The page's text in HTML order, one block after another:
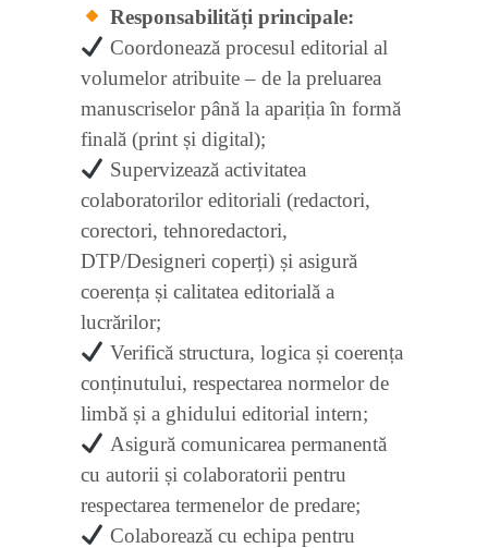
Responsabilități principale:
Coordonează procesul editorial al
volumelor atribuite – de la preluarea
manuscriselor până la apariția în formă
finală (print și digital);
Supervizează activitatea
colaboratorilor editoriali (redactori,
corectori, tehnoredactori,
DTP/Designeri coperți) și asigură
coerența și calitatea editorială a
lucrărilor;
Verifică structura, logica și coerența
conținutului, respectarea normelor de
limbă și a ghidului editorial intern;
Asigură comunicarea permanentă
cu autorii și colaboratorii pentru
respectarea termenelor de predare;
Colaborează cu echipa pentru